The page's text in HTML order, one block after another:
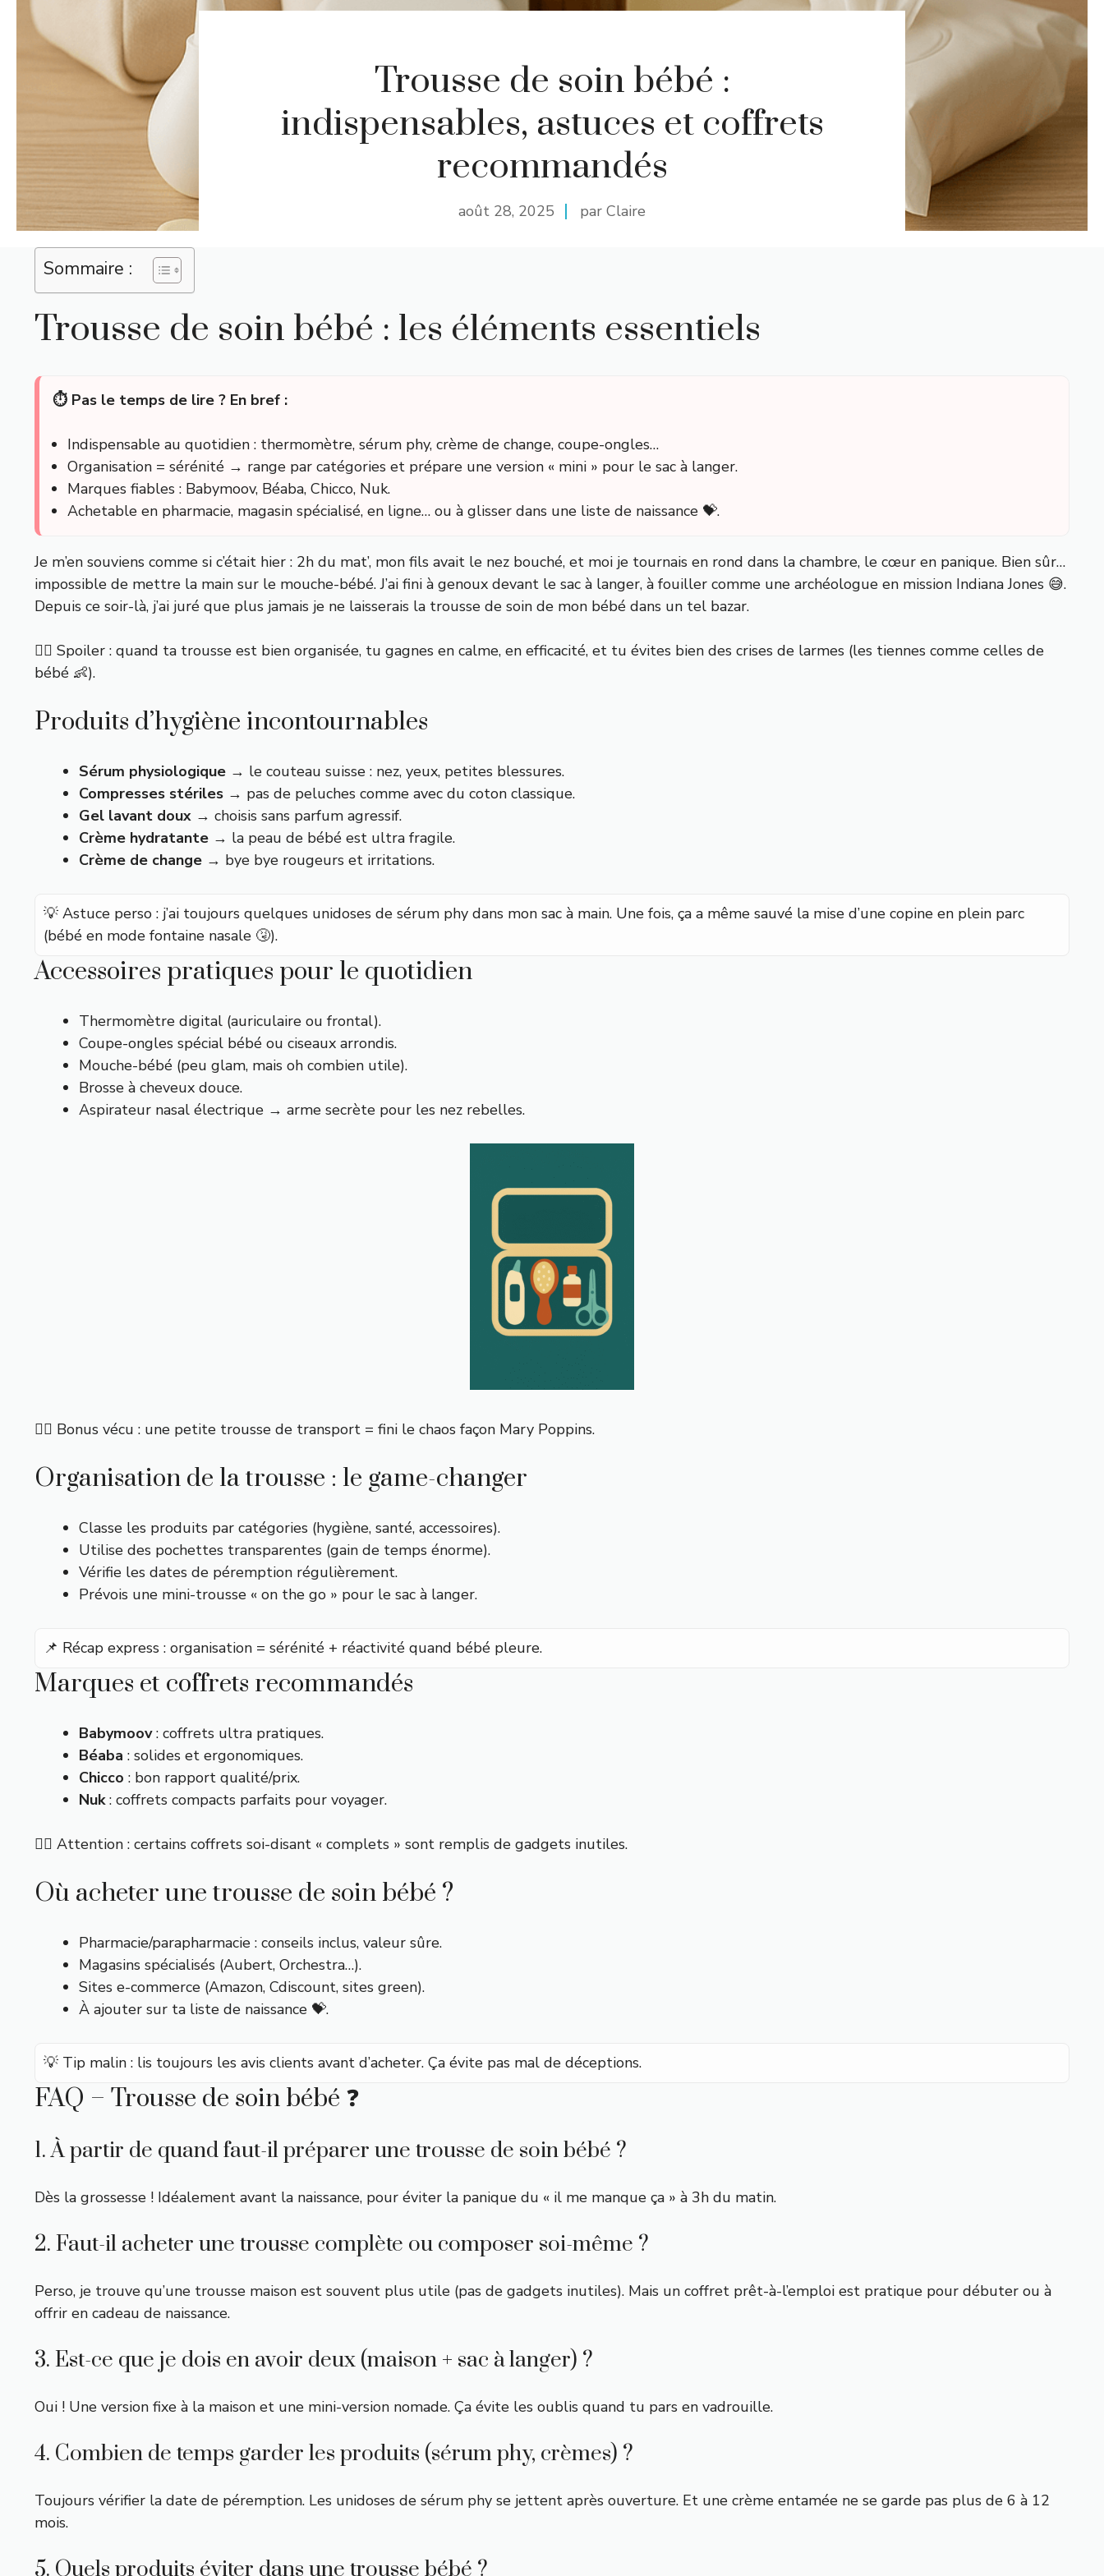
Trousse de soin bébé :
indispensables, astuces et coffrets
recommandés
août 28, 2025 par Claire
Sommaire :
Trousse de soin bébé : les éléments essentiels
⏱️ Pas le temps de lire ? En bref :
Indispensable au quotidien : thermomètre, sérum phy, crème de change, coupe-ongles…
Organisation = sérénité → range par catégories et prépare une version « mini » pour le sac à langer.
Marques fiables : Babymoov, Béaba, Chicco, Nuk.
Achetable en pharmacie, magasin spécialisé, en ligne… ou à glisser dans une liste de naissance 💝.
Je m’en souviens comme si c’était hier : 2h du mat’, mon fils avait le nez bouché, et moi je tournais en rond dans la chambre, le cœur en panique. Bien sûr…
impossible de mettre la main sur le mouche-bébé. J’ai fini à genoux devant le sac à langer, à fouiller comme une archéologue en mission Indiana Jones 😅.
Depuis ce soir-là, j’ai juré que plus jamais je ne laisserais la trousse de soin de mon bébé dans un tel bazar.
👉🏼 Spoiler : quand ta trousse est bien organisée, tu gagnes en calme, en efficacité, et tu évites bien des crises de larmes (les tiennes comme celles de
bébé 👶).
Produits d’hygiène incontournables
Sérum physiologique → le couteau suisse : nez, yeux, petites blessures.
Compresses stériles → pas de peluches comme avec du coton classique.
Gel lavant doux → choisis sans parfum agressif.
Crème hydratante → la peau de bébé est ultra fragile.
Crème de change → bye bye rougeurs et irritations.
💡 Astuce perso : j’ai toujours quelques unidoses de sérum phy dans mon sac à main. Une fois, ça a même sauvé la mise d’une copine en plein parc
(bébé en mode fontaine nasale 🤧).
Accessoires pratiques pour le quotidien
Thermomètre digital (auriculaire ou frontal).
Coupe-ongles spécial bébé ou ciseaux arrondis.
Mouche-bébé (peu glam, mais oh combien utile).
Brosse à cheveux douce.
Aspirateur nasal électrique → arme secrète pour les nez rebelles.
👉🏼 Bonus vécu : une petite trousse de transport = fini le chaos façon Mary Poppins.
Organisation de la trousse : le game-changer
Classe les produits par catégories (hygiène, santé, accessoires).
Utilise des pochettes transparentes (gain de temps énorme).
Vérifie les dates de péremption régulièrement.
Prévois une mini-trousse « on the go » pour le sac à langer.
📌 Récap express : organisation = sérénité + réactivité quand bébé pleure.
Marques et coffrets recommandés
Babymoov: coffrets ultra pratiques.
Béaba : solides et ergonomiques.
Chicco : bon rapport qualité/prix.
Nuk: coffrets compacts parfaits pour voyager.
👉🏼 Attention : certains coffrets soi-disant « complets » sont remplis de gadgets inutiles.
Où acheter une trousse de soin bébé ?
Pharmacie/parapharmacie : conseils inclus, valeur sûre.
Magasins spécialisés (Aubert, Orchestra…).
Sites e-commerce (Amazon, Cdiscount, sites green).
À ajouter sur ta liste de naissance 💝.
💡 Tip malin : lis toujours les avis clients avant d’acheter. Ça évite pas mal de déceptions.
FAQ – Trousse de soin bébé ❓
1. À partir de quand faut-il préparer une trousse de soin bébé ?
Dès la grossesse ! Idéalement avant la naissance, pour éviter la panique du « il me manque ça » à 3h du matin.
2. Faut-il acheter une trousse complète ou composer soi-même ?
Perso, je trouve qu’une trousse maison est souvent plus utile (pas de gadgets inutiles). Mais un coffret prêt-à-l’emploi est pratique pour débuter ou à
offrir en cadeau de naissance.
3. Est-ce que je dois en avoir deux (maison + sac à langer) ?
Oui ! Une version fixe à la maison et une mini-version nomade. Ça évite les oublis quand tu pars en vadrouille.
4. Combien de temps garder les produits (sérum phy, crèmes) ?
Toujours vérifier la date de péremption. Les unidoses de sérum phy se jettent après ouverture. Et une crème entamée ne se garde pas plus de 6 à 12
mois.
5. Quels produits éviter dans une trousse bébé ?